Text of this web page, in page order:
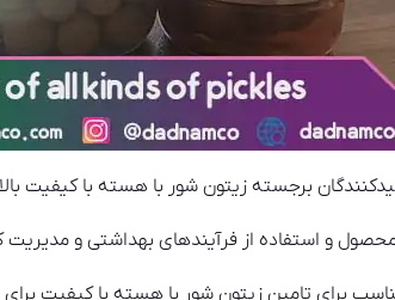
برجسته زیتون شور با هسته با کیفیت
و استفاده از فرآیندهای بهداشتی و
برای تامین زیتون شور با هسته با کیفیت